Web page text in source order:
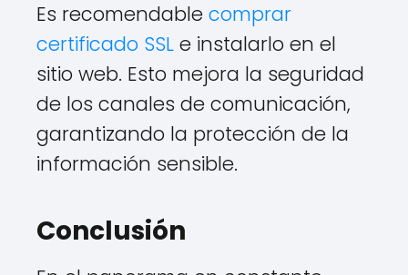
Es recomendable comprar
certificado SSL e instalarlo en el
sitio web. Esto mejora la seguridad
de los canales de comunicación,
garantizando la protección de la
información sensible.
Conclusión